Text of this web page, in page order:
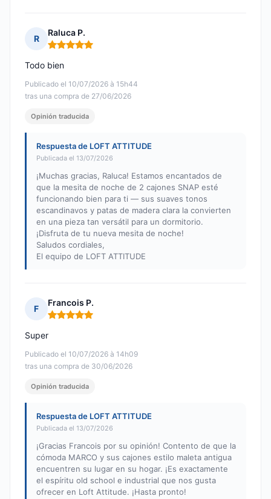
R
Raluca P.
Nota: 5 de 5
Publicado el 10/07/2026 à 15h44
tras una compra de 27/06/2026
Todo bien
Opinión traducida
Respuesta de LOFT ATTITUDE
Publicada el 13/07/2026
¡Muchas gracias, Raluca! Estamos encantados de
que la mesita de noche de 2 cajones SNAP esté
funcionando bien para ti — sus suaves tonos
escandinavos y patas de madera clara la convierten
en una pieza tan versátil para un dormitorio.
¡Disfruta de tu nueva mesita de noche!
Saludos cordiales,
El equipo de LOFT ATTITUDE
F
Francois P.
Nota: 5 de 5
Publicado el 10/07/2026 à 14h09
tras una compra de 30/06/2026
Super
Opinión traducida
Respuesta de LOFT ATTITUDE
Publicada el 13/07/2026
¡Gracias Francois por su opinión! Contento de que la
cómoda MARCO y sus cajones estilo maleta antigua
encuentren su lugar en su hogar. ¡Es exactamente
el espíritu old school e industrial que nos gusta
ofrecer en Loft Attitude. ¡Hasta pronto!